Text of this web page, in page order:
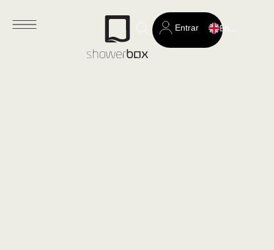
Search
for:
Entrar